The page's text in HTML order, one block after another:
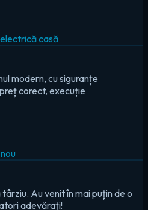
Au venit în mai puțin de o
adevărați!
— pană totală
casa și un sistem smart pentru
mulțumit!